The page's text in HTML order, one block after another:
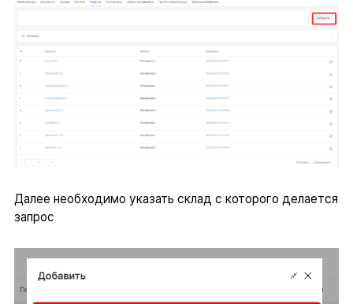
Далее необходимо указать склад с которого делается
запрос